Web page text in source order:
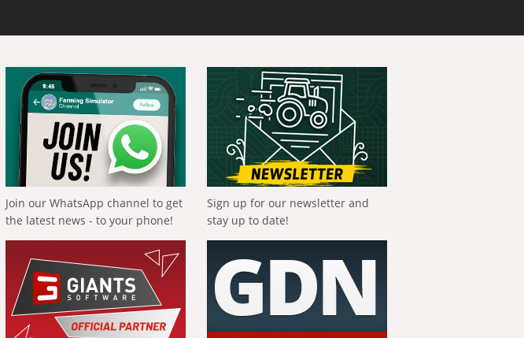
Join our WhatsApp channel to get
the latest news - to your phone!
Sign up for our newsletter and
stay up to date!